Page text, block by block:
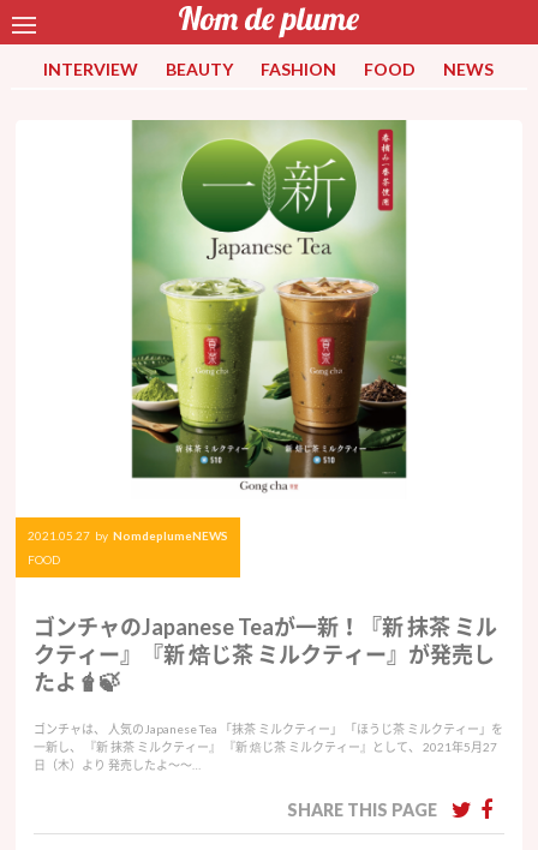
INTERVIEW BEAUTY FASHION FOOD NEWS
2021.05.27 by NomdeplumeNEWS
FOOD
ゴンチャのJapanese Teaが一新！『新 抹茶 ミル
クティー』『新 焙じ茶 ミルクティー』が発売し
たよ🧋🍃
ゴンチャは、 人気のJapanese Tea 「抹茶 ミルクティー」 「ほうじ茶 ミルクティー」を
一新し、 『新 抹茶 ミルクティー』 『新 焙じ茶 ミルクティー』として、 2021年5月27
日（木）より 発売したよ〜〜…
SHARE THIS PAGE